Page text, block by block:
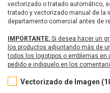
vectorizado o tratado automático,
tratado y vectorizado manual de la
departamento comercial antes de
IMPORTANTE: Si desea hacer un
los productos adjuntando más de
todos los logotipos o emblemas en
pedido e indiquelo en los
Vectorizado de Imagen